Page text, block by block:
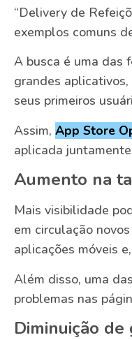
“Delivery de
exemplos comuns
A busca é uma das
grandes
seus primeiros
Assim, App Store
aplicada
Aumento na
Mais visibilidade
em circulação
aplicações móveis
Além disso, uma
problemas nas
Diminuição de